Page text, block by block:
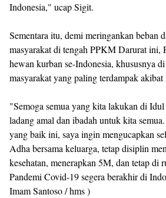
Indonesia," ucap Sigit.
Sementara itu, demi meringankan beban
masyarakat di tengah PPKM Darurat ini,
hewan kurban se-Indonesia, khususnya
masyarakat yang paling terdampak
"Semoga semua yang kita lakukan di
ladang amal dan ibadah untuk kita
yang baik ini, saya ingin mengucapkan
Adha bersama keluarga, tetap disiplin
kesehatan, menerapkan 5M, dan tetap di
Pandemi Covid-19 segera berakhir di
Imam Santoso / hms )